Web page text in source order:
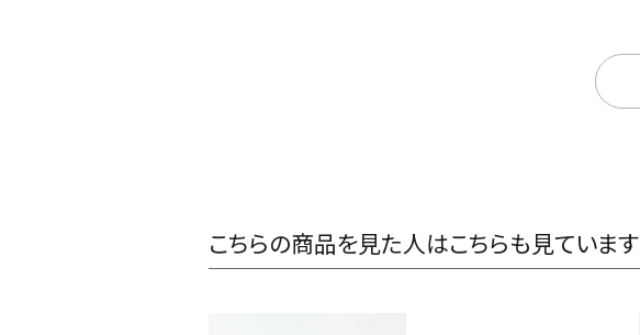
こちらの商品を見た人はこちらも見ています